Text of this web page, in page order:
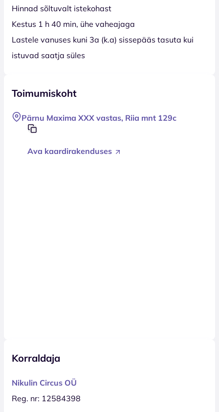
Hinnad sõltuvalt istekohast
Kestus 1 h 40 min, ühe vaheajaga
Lastele vanuses kuni 3a (k.a) sissepääs tasuta kui
istuvad saatja süles
Toimumiskoht
Pärnu Maxima XXX vastas, Riia mnt 129c
Ava kaardirakenduses
Korraldaja
Nikulin Circus OÜ
Reg. nr: 12584398